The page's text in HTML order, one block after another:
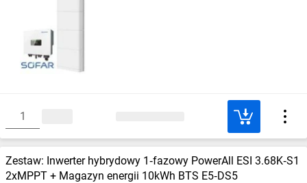
Zestaw: Inwerter hybrydowy 1‑fazowy PowerAll ESI 3.68K‑S1
2xMPPT + Magazyn energii 10kWh BTS E5‑DS5